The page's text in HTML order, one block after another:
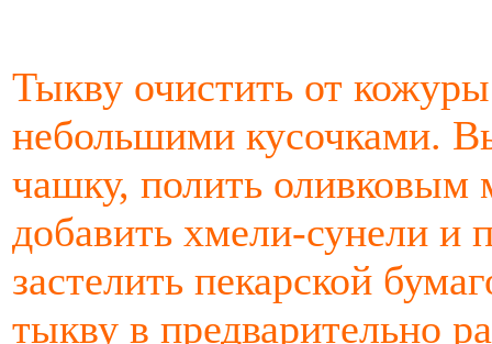
Тыкву очистить от
небольшими кусочками.
чашку, полить оливковым
добавить хмели-сунели и
застелить пекарской
тыкву в предварительно